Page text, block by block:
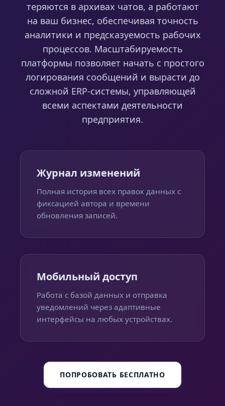
теряются в архивах чатов, а работают
на ваш бизнес, обеспечивая точность
аналитики и предсказуемость рабочих
процессов. Масштабируемость
платформы позволяет начать с простого
логирования сообщений и вырасти до
сложной ERP-системы, управляющей
всеми аспектами деятельности
предприятия.
Журнал изменений
Полная история всех правок данных с
фиксацией автора и времени
обновления записей.
Мобильный доступ
Работа с базой данных и отправка
уведомлений через адаптивные
интерфейсы на любых устройствах.
ПОПРОБОВАТЬ БЕСПЛАТНО